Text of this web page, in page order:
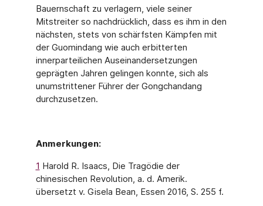
Bauernschaft zu verlagern, viele seiner
Mitstreiter so nachdrücklich, dass es ihm in den
nächsten, stets von schärfsten Kämpfen mit
der Guomindang wie auch erbitterten
innerparteilichen Auseinandersetzungen
geprägten Jahren gelingen konnte, sich als
unumstrittener Führer der Gongchandang
durchzusetzen.
Anmerkungen:
1 Harold R. Isaacs, Die Tragödie der
chinesischen Revolution, a. d. Amerik.
übersetzt v. Gisela Bean, Essen 2016, S. 255 f.